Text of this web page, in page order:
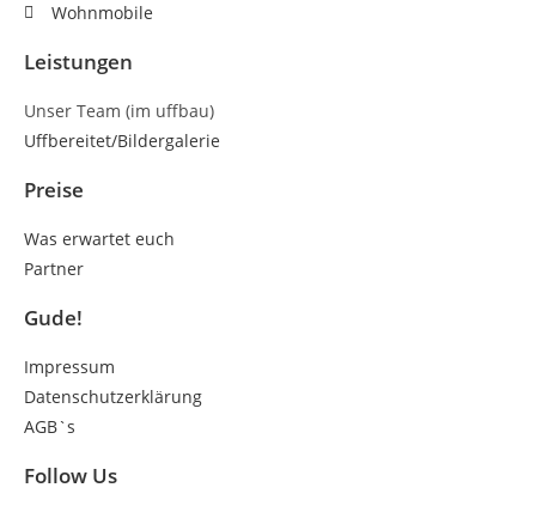
Wohnmobile
Leistungen
Unser Team (im uffbau)
Uffbereitet/Bildergalerie
Preise
Was erwartet euch
Partner
Gude!
Impressum
Datenschutzerklärung
AGB`s
Follow Us